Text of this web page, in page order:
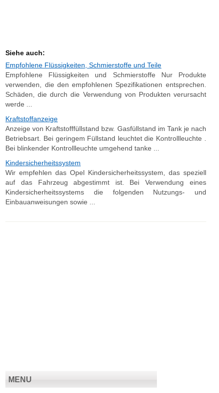
Siehe auch:
Empfohlene Flüssigkeiten, Schmierstoffe und Teile
Empfohlene Flüssigkeiten und Schmierstoffe Nur Produkte
verwenden, die den empfohlenen Spezifikationen entsprechen.
Schäden, die durch die Verwendung von Produkten verursacht
werde ...
Kraftstoffanzeige
Anzeige von Kraftstofffüllstand bzw. Gasfüllstand im Tank je nach
Betriebsart. Bei geringem Füllstand leuchtet die Kontrollleuchte .
Bei blinkender Kontrollleuchte umgehend tanke ...
Kindersicherheitssystem
Wir empfehlen das Opel Kindersicherheitssystem, das speziell
auf das Fahrzeug abgestimmt ist. Bei Verwendung eines
Kindersicherheitssystems die folgenden Nutzungs- und
Einbauanweisungen sowie ...
MENU